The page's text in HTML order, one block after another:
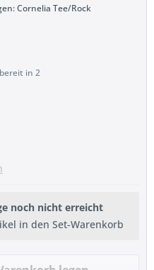
Cornelia Tee/Rock
in 2
noch nicht erreicht
in den Set-Warenkorb